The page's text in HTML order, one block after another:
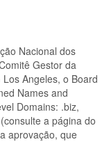
Nacional dos
Gestor da
Angeles, o Board
Names and
Domains: .biz,
a página do
aprovação, que